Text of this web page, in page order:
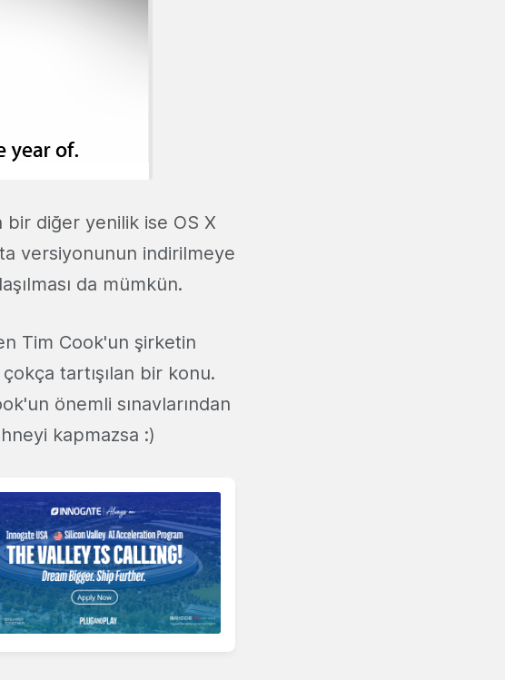
bir diğer yenilik ise OS X
versiyonunun indirilmeye
da mümkün.
Tim Cook'un şirketin
tartışılan bir konu.
önemli sınavlarından
kapmazsa :)